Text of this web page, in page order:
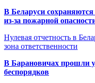
В Беларуси
из-за пожарной
Нулевая отчетность в
зона ответственности
В Барановичах прошли
беспорядков